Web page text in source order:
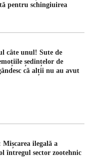
pentru schingiuirea
câte unul! Sute de
ședințelor de
că alții nu au avut
ilegală a
întregul sector zootehnic